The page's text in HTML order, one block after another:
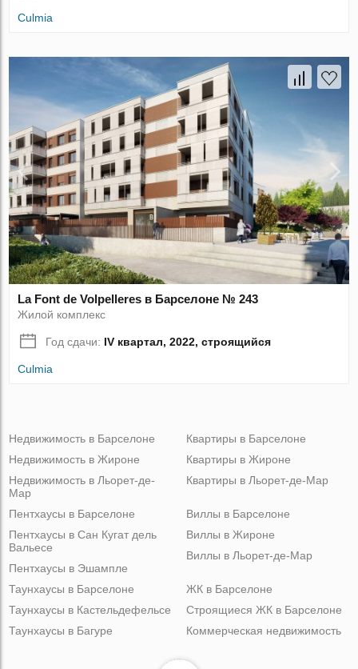
Culmia
La Font de Volpelleres в Барселоне № 243
Жилой комплекс
Год сдачи: IV квартал, 2022, строящийся
Culmia
Недвижимость в Барселоне
Недвижимость в Жироне
Недвижимость в Льорет-де-
Мар
Квартиры в Барселоне
Квартиры в Жироне
Квартиры в Льорет-де-Мар
Пентхаусы в Барселоне
Пентхаусы в Сан Кугат дель
Вальесе
Пентхаусы в Эшампле
Виллы в Барселоне
Виллы в Жироне
Виллы в Льорет-де-Мар
Таунхаусы в Барселоне
Таунхаусы в Кастельдефельсе
Таунхаусы в Багуре
ЖК в Барселоне
Строящиеся ЖК в Барселоне
Коммерческая недвижимость